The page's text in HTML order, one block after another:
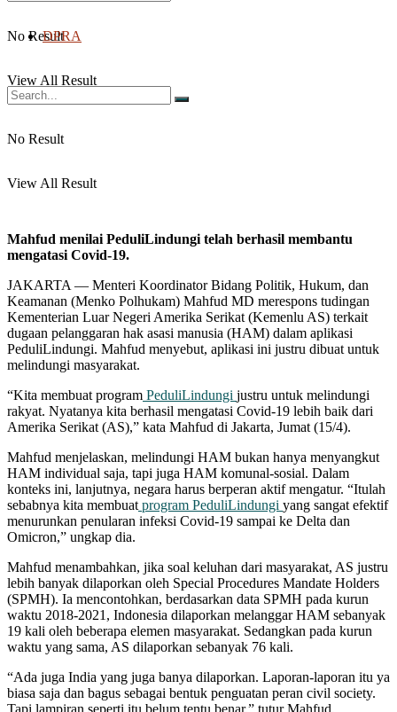
No Result
View All Result
DPRA
No Result
View All Result
Mahfud menilai PeduliLindungi telah berhasil membantu
mengatasi Covid-19.
JAKARTA — Menteri Koordinator Bidang Politik, Hukum, dan
Keamanan (Menko Polhukam) Mahfud MD merespons tudingan
Kementerian Luar Negeri Amerika Serikat (Kemenlu AS) terkait
dugaan pelanggaran hak asasi manusia (HAM) dalam aplikasi
PeduliLindungi. Mahfud menyebut, aplikasi ini justru dibuat untuk
melindungi masyarakat.
“Kita membuat program PeduliLindungi justru untuk melindungi
rakyat. Nyatanya kita berhasil mengatasi Covid-19 lebih baik dari
Amerika Serikat (AS),” kata Mahfud di Jakarta, Jumat (15/4).
Mahfud menjelaskan, melindungi HAM bukan hanya menyangkut
HAM individual saja, tapi juga HAM komunal-sosial. Dalam
konteks ini, lanjutnya, negara harus berperan aktif mengatur. “Itulah
sebabnya kita membuat program PeduliLindungi yang sangat efektif
menurunkan penularan infeksi Covid-19 sampai ke Delta dan
Omicron,” ungkap dia.
Mahfud menambahkan, jika soal keluhan dari masyarakat, AS justru
lebih banyak dilaporkan oleh Special Procedures Mandate Holders
(SPMH). Ia mencontohkan, berdasarkan data SPMH pada kurun
waktu 2018-2021, Indonesia dilaporkan melanggar HAM sebanyak
19 kali oleh beberapa elemen masyarakat. Sedangkan pada kurun
waktu yang sama, AS dilaporkan sebanyak 76 kali.
“Ada juga India yang juga banya dilaporkan. Laporan-laporan itu ya
biasa saja dan bagus sebagai bentuk penguatan peran civil society.